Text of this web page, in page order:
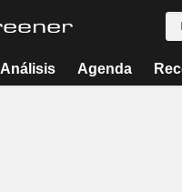
Análisis Agenda